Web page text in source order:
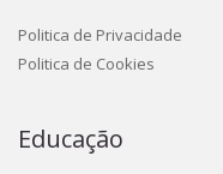
Politica de Privacidade
Politica de Cookies
Educação